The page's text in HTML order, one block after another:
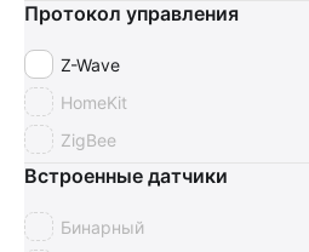
Протокол управления
Z-Wave
HomeKit
ZigBee
Встроенные датчики
Бинарный